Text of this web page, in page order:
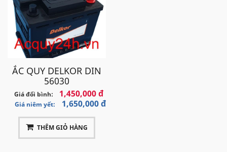
ẮC QUY DELKOR DIN
56030
Giá đổi bình: 1,450,000 đ
Giá niêm yết: 1,650,000 đ
THÊM GIỎ HÀNG